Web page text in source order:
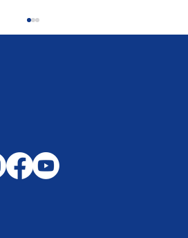
außergewöhnliche